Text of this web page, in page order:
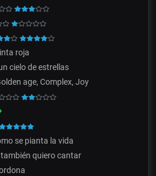
roja
cielo de estrellas
age, Complex, Joy
se pianta la vida
también quiero cantar